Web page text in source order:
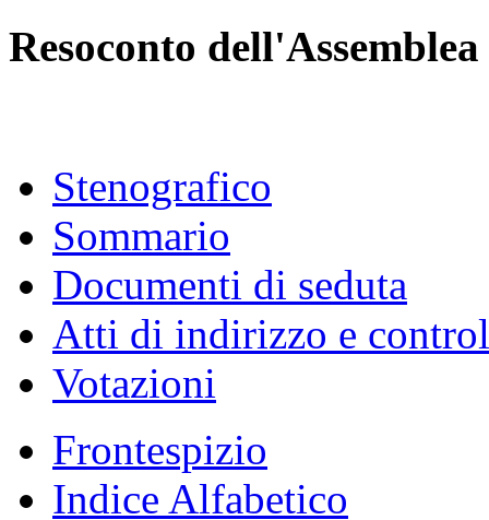
Resoconto dell'Assemblea
Stenografico
Sommario
Documenti di seduta
Atti di indirizzo e
Votazioni
Frontespizio
Indice Alfabetico